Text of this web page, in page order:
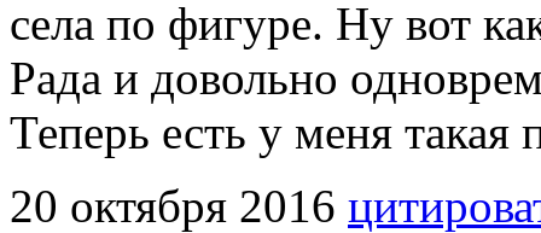
села по фигуре. Ну вот
Рада и довольно
Теперь есть у меня такая
20 октября 2016